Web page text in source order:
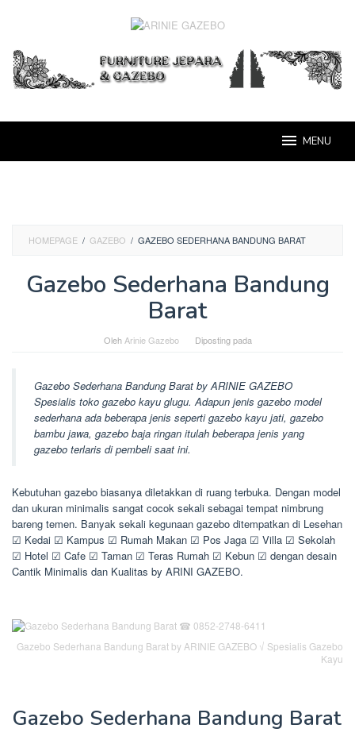
MENU
HOMEPAGE / GAZEBO / GAZEBO SEDERHANA BANDUNG BARAT
Gazebo Sederhana Bandung
Barat
OlehArinie Gazebo Diposting pada
Gazebo Sederhana Bandung Barat by ARINIE GAZEBO
Spesialis toko gazebo kayu glugu. Adapun jenis gazebo model
sederhana ada beberapa jenis seperti gazebo kayu jati, gazebo
bambu jawa, gazebo baja ringan itulah beberapa jenis yang
gazebo terlaris di pembeli saat ini.
Kebutuhan gazebo biasanya diletakkan di ruang terbuka. Dengan model
dan ukuran minimalis sangat cocok sekali sebagai tempat nimbrung
bareng temen. Banyak sekali kegunaan gazebo ditempatkan di Lesehan
☑ Kedai ☑ Kampus ☑ Rumah Makan ☑ Pos Jaga ☑ Villa ☑ Sekolah
☑ Hotel ☑ Cafe ☑ Taman ☑ Teras Rumah ☑ Kebun ☑ dengan desain
Cantik Minimalis dan Kualitas by ARINI GAZEBO.
Gazebo Sederhana Bandung Barat by ARINIE GAZEBO √ Spesialis Gazebo
Kayu
Gazebo Sederhana Bandung Barat